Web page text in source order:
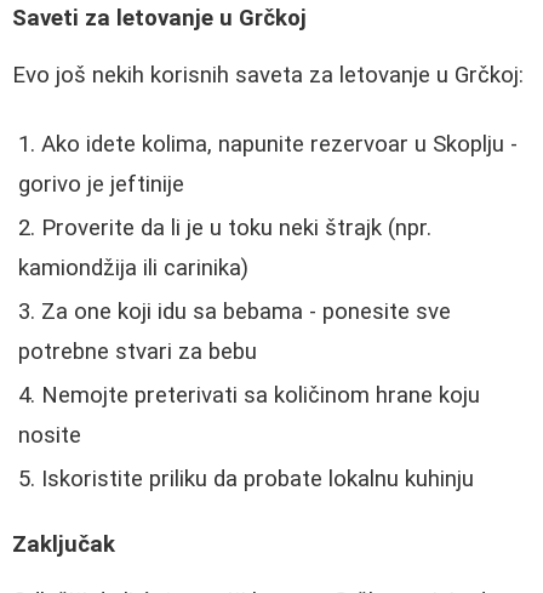
Saveti za letovanje u Grčkoj
Evo još nekih korisnih saveta za letovanje u Grčkoj:
Ako idete kolima, napunite rezervoar u Skoplju -
gorivo je jeftinije
Proverite da li je u toku neki štrajk (npr.
kamiondžija ili carinika)
Za one koji idu sa bebama - ponesite sve
potrebne stvari za bebu
Nemojte preterivati sa količinom hrane koju
nosite
Iskoristite priliku da probate lokalnu kuhinju
Zaključak